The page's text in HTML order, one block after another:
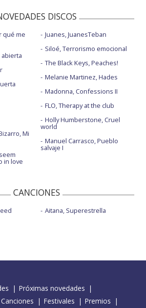
DISCOS
qué me
abierta
Mi
in love
Juanes, JuanesTeban
Siloé, Terrorismo emocional
The Black Keys, Peaches!
Melanie Martinez, Hades
Madonna, Confessions II
FLO, Therapy at the club
Holly Humberstone, Cruel
world
Manuel Carrasco, Pueblo
salvaje I
CANCIONES
Aitana, Superestrella
Próximas novedades
Canciones Festivales
Premios